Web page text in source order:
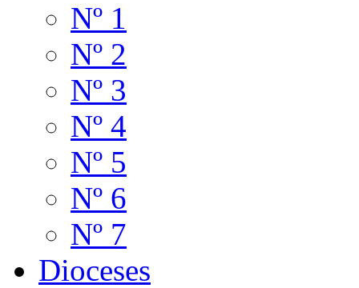
Nº 1
Nº 2
Nº 3
Nº 4
Nº 5
Nº 6
Nº 7
Dioceses